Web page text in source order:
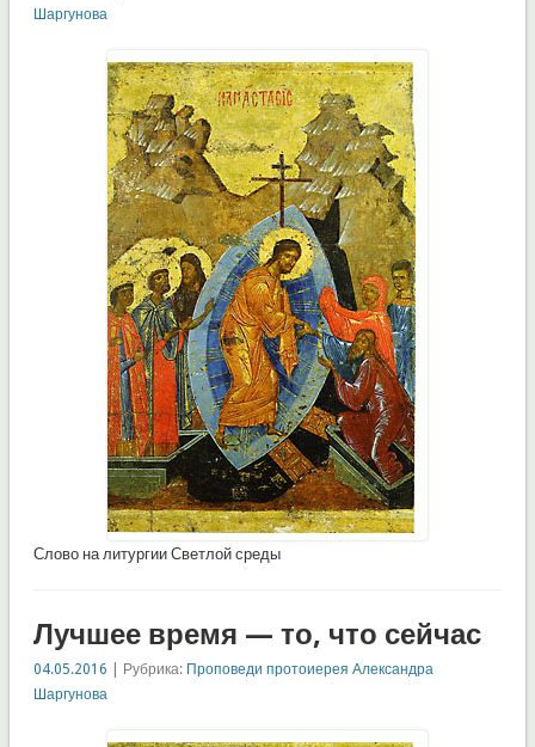
Шаргунова
Слово на литургии Светлой среды
Лучшее время — то, что сейчас
04.05.2016 | Рубрика: Проповеди протоиерея Александра
Шаргунова